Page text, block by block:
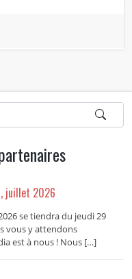
juillet 2026
se tiendra du jeudi 29
vous y attendons
est à nous ! Nous […]